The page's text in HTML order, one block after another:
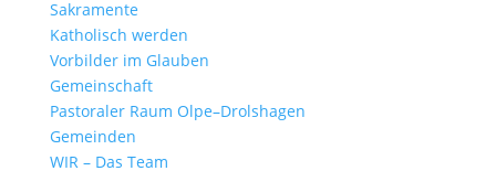
Sakra­mente
Katho­lisch werden
Vorbilder im Glauben
Gemein­schaft
Pasto­raler Raum Olpe–Drolshagen
Gemeinden
WIR – Das Team